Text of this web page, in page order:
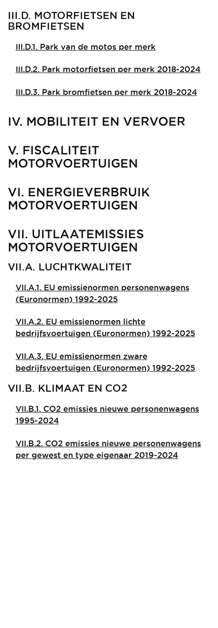
III.D. MOTORFIETSEN EN
BROMFIETSEN
III.D.1. Park van de motos per merk
III.D.2. Park motorfietsen per merk 2018-2024
III.D.3. Park bromfietsen per merk 2018-2024
IV. MOBILITEIT EN VERVOER
V. FISCALITEIT
MOTORVOERTUIGEN
VI. ENERGIEVERBRUIK
MOTORVOERTUIGEN
VII. UITLAATEMISSIES
MOTORVOERTUIGEN
VII.A. LUCHTKWALITEIT
VII.A.1. EU emissienormen personenwagens
(Euronormen) 1992-2025
VII.A.2. EU emissienormen lichte
bedrijfsvoertuigen (Euronormen) 1992-2025
VII.A.3. EU emissienormen zware
bedrijfsvoertuigen (Euronormen) 1992-2025
VII.B. KLIMAAT EN CO2
VII.B.1. CO2 emissies nieuwe personenwagens
1995-2024
VII.B.2. CO2 emissies nieuwe personenwagens
per gewest en type eigenaar 2019-2024